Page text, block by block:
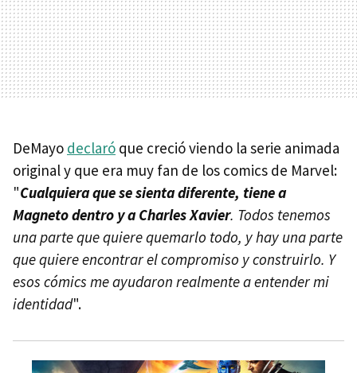
DeMayo declaró que creció viendo la serie animada
original y que era muy fan de los comics de Marvel:
"Cualquiera que se sienta diferente, tiene a
Magneto dentro y a Charles Xavier. Todos tenemos
una parte que quiere quemarlo todo, y hay una parte
que quiere encontrar el compromiso y construirlo. Y
esos cómics me ayudaron realmente a entender mi
identidad".